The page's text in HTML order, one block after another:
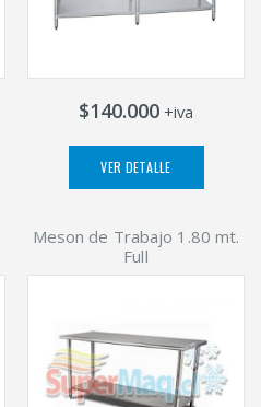
$140.000 +iva
VER DETALLE
Meson de Trabajo 1.80 mt.
Full